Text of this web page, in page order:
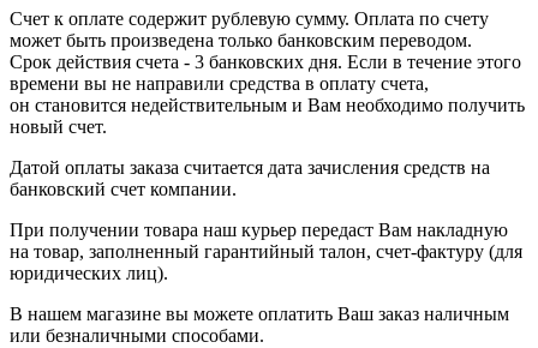
Счет к оплате содержит рублевую сумму. Оплата по счету
может быть произведена только банковским переводом.
Срок действия счета - 3 банковских дня. Если в течение этого
времени вы не направили средства в оплату счета,
он становится недействительным и Вам необходимо получить
новый счет.
Датой оплаты заказа считается дата зачисления средств на
банковский счет компании.
При получении товара наш курьер передаст Вам накладную
на товар, заполненный гарантийный талон, счет-фактуру (для
юридических лиц).
В нашем магазине вы можете оплатить Ваш заказ наличным
или безналичными способами.